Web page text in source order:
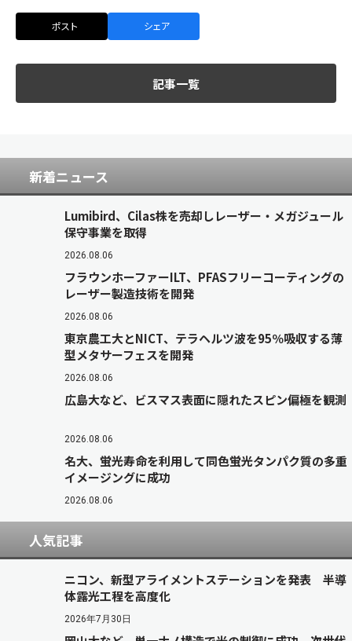
ポスト シェア
記事一覧
新着ニュース
Lumibird、Cilas株を売却しレーザー・メガジュール
保守事業を取得
2026.08.06
フラウンホーファーILT、PFASフリーコーティングの
レーザー製造技術を開発
2026.08.06
東京農工大とNICT、テラヘルツ波を95％吸収する薄
型メタサーフェスを開発
2026.08.06
広島大など、ビスマス表面に隠れたスピン偏極を観測
2026.08.06
名大、蛍光寿命を利用して同色蛍光タンパク質の多重
イメージングに成功
2026.08.06
人気記事
ニコン、新型アライメントステーションを発表 半導
体露光工程を高度化
2026年7月30日